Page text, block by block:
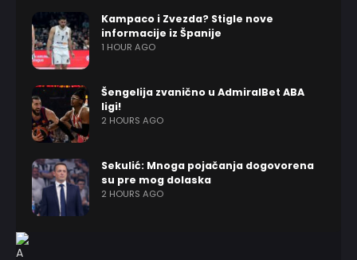
Kampaco i Zvezda? Stigle nove
informacije iz Španije
1 HOUR AGO
Šengelija zvanično u AdmiralBet ABA
ligi!
2 HOURS AGO
Sekulić: Mnoga pojačanja dogovorena
su pre mog dolaska
2 HOURS AGO